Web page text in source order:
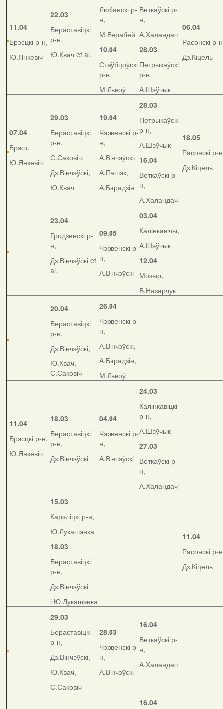
11.04
Брэсцкі р-н,
Ю.Янкевіч
22.03
Бераставіцкі
р-н,
Ю.Квач et al.
Любанскі р-
н,
М.Верабей
10.04
Стаўбцоўскі
р-н,
М.Львоў
Веткаўскі р-
н,
А.Халандач
28.03
Петрыкаўскі
р-н,
А.Шэўчык
06.04
Расонскі р-
Дз.Кіцель
07.04
Брэст,
Ю.Янкевіч
29.03
Бераставіцкі
р-н,
С.Саковіч,
Дз.Вінчэўскі,
Ю.Квач
19.04
Чэрвенскі р-
н,
А.Вінчэўскі,
А.Пашэк,
А.Барадзін
28.03
Петрыкаўскі
р-н,
А.Шэўчык
16.04
Веткаўскі р-
н,
А.Халандач
18.05
Расонскі р-
Дз.Кіцель
23.04
Гродзенскі р-
н,
Дз.Вінчэўскі et
al.
09.05
Чэрвенскі р-
н,
А.Вінчэўскі
03.04
Калінкавічы,
А.Шэўчык
12.04
Мозыр,
В.Назарчук
20.04
Бераставіцкі
р-н,
Дз.Вінчэўскі,
Ю.Квач,
С.Саковіч
26.04
Чэрвенскі р-
н,
А.Вінчэўскі,
А.Барадзін,
М.Львоў
11.04
Брэсцкі р-н,
Ю.Янкевіч
18.03
Бераставіцкі
р-н,
Дз.Вінчэўскі
04.04
Чэрвенскі р-
н,
А.Вінчэўскі
24.03
Калінкавіцкі
р-н,
А.Шэўчык
27.03
Веткаўскі р-
н,
А.Халандач
15.03
Карэліцкі р-н,
Ю.Лукашэнка
18.03
Бераставіцкі
р-н,
Дз.Вінчэўскі
і Ю.Лукашэнка
11.04
Расонскі р-
Дз.Кіцель
29.03
Бераставіцкі
р-н,
Дз.Вінчэўскі,
Ю.Квач,
С.Саковіч
28.03
Чэрвенскі р-
н,
А.Вінчэўскі
16.04
Веткаўскі р-
н,
А.Халандач
16.04